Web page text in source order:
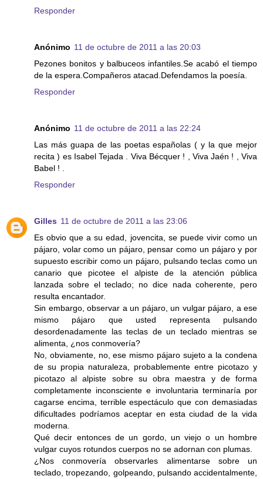
Responder
Anónimo 11 de octubre de 2011 a las 20:03
Pezones bonitos y balbuceos infantiles.Se acabó el tiempo
de la espera.Compañeros atacad.Defendamos la poesía.
Responder
Anónimo 11 de octubre de 2011 a las 22:24
Las más guapa de las poetas españolas ( y la que mejor
recita ) es Isabel Tejada . Viva Bécquer ! , Viva Jaén ! , Viva
Babel ! .
Responder
Gilles 11 de octubre de 2011 a las 23:06
Es obvio que a su edad, jovencita, se puede vivir como un
pájaro, volar como un pájaro, pensar como un pájaro y por
supuesto escribir como un pájaro, pulsando teclas como un
canario que picotee el alpiste de la atención pública
lanzada sobre el teclado; no dice nada coherente, pero
resulta encantador.
Sin embargo, observar a un pájaro, un vulgar pájaro, a ese
mismo pájaro que usted representa pulsando
desordenadamente las teclas de un teclado mientras se
alimenta, ¿nos conmovería?
No, obviamente, no, ese mismo pájaro sujeto a la condena
de su propia naturaleza, probablemente entre picotazo y
picotazo al alpiste sobre su obra maestra y de forma
completamente inconsciente e involuntaria terminaría por
cagarse encima, terrible espectáculo que con demasiadas
dificultades podríamos aceptar en esta ciudad de la vida
moderna.
Qué decir entonces de un gordo, un viejo o un hombre
vulgar cuyos rotundos cuerpos no se adornan con plumas.
¿Nos conmovería observarles alimentarse sobre un
teclado, tropezando, golpeando, pulsando accidentalmente,